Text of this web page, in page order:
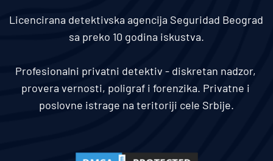
Licencirana detektivska agencija Seguridad Beograd
sa preko 10 godina iskustva.
Profesionalni privatni detektiv - diskretan nadzor,
provera vernosti, poligraf i forenzika. Privatne i
poslovne istrage na teritoriji cele Srbije.